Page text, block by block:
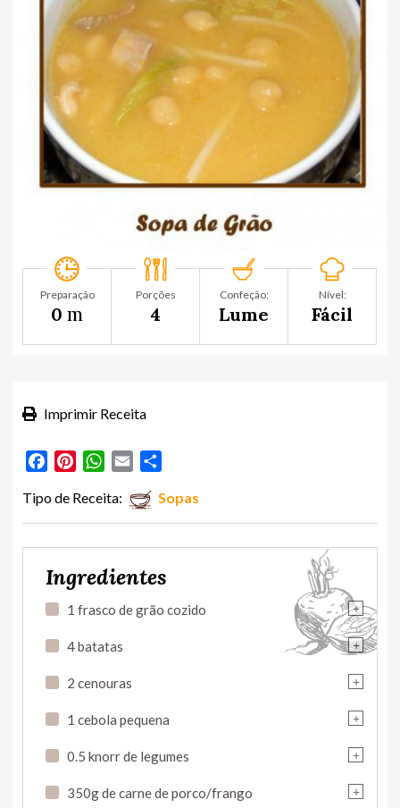
Preparação
0 m
Porções
4
Confeção:
Lume
Nível:
Fácil
Imprimir Receita
FacebookPinterestWhatsApp
Email
Tipo de Receita: Sopas
Ingredientes
+
1 frasco de grão cozido
+
4 batatas
+
2 cenouras
+
1 cebola pequena
+
0.5 knorr de legumes
+
350g de carne de porco/frango